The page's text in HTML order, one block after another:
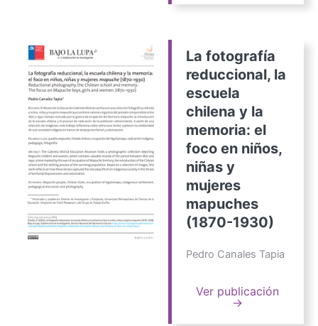
La fotografía
reduccional, la
escuela
chilena y la
memoria: el
foco en niños,
niñas y
mujeres
mapuches
(1870-1930)
Pedro Canales Tapia
Ver publicación
→